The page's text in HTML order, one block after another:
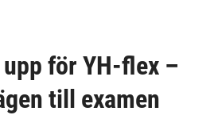
för YH-flex –
till examen